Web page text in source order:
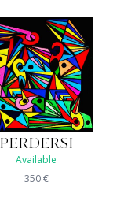
PERDERSI
Available
350€